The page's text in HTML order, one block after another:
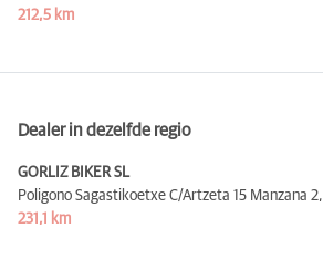
212,5 km
Dealer in dezelfde regio
GORLIZ BIKER SL
Poligono Sagastikoetxe C/Artzeta 15 Manzana 2,
231,1 km